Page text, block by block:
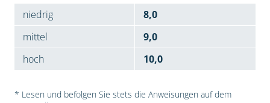
niedrig
8,0
mittel
9,0
hoch
10,0
* Lesen und befolgen Sie stets die Anweisungen auf dem